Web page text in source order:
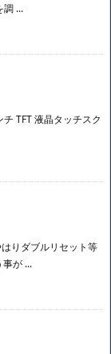
調 ...
TFT 液晶タッチスク
りダブルリセット等
が ...